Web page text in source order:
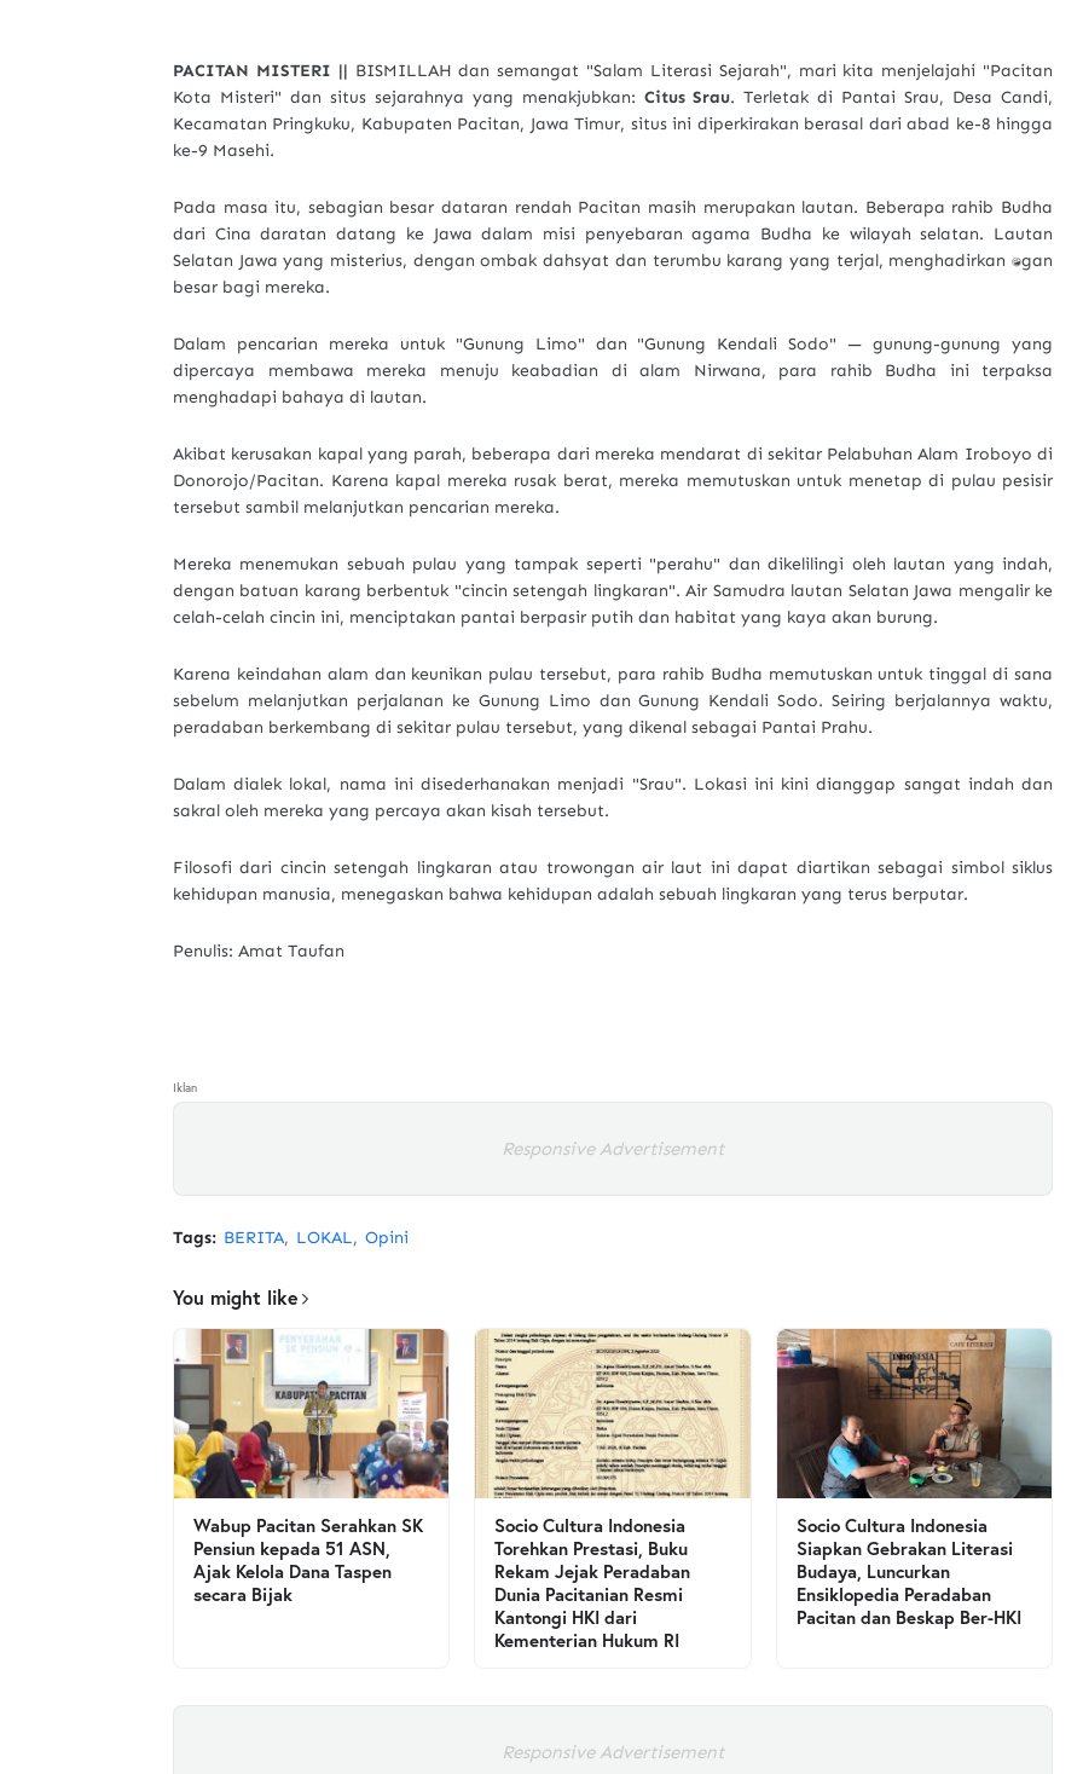
PACITAN MISTERI || BISMILLAH dan semangat "Salam Literasi Sejarah", mari kita menjelajahi "Pacitan
Kota Misteri" dan situs sejarahnya yang menakjubkan: Citus Srau. Terletak di Pantai Srau, Desa Candi,
Kecamatan Pringkuku, Kabupaten Pacitan, Jawa Timur, situs ini diperkirakan berasal dari abad ke-8 hingga
ke-9 Masehi.
Pada masa itu, sebagian besar dataran rendah Pacitan masih merupakan lautan. Beberapa rahib Budha
dari Cina daratan datang ke Jawa dalam misi penyebaran agama Budha ke wilayah selatan. Lautan
Selatan Jawa yang misterius, dengan ombak dahsyat dan terumbu karang yang terjal, menghadirkan tantangan
besar bagi mereka.
Dalam pencarian mereka untuk "Gunung Limo" dan "Gunung Kendali Sodo" — gunung-gunung yang
dipercaya membawa mereka menuju keabadian di alam Nirwana, para rahib Budha ini terpaksa
menghadapi bahaya di lautan.
Akibat kerusakan kapal yang parah, beberapa dari mereka mendarat di sekitar Pelabuhan Alam Iroboyo di
Donorojo/Pacitan. Karena kapal mereka rusak berat, mereka memutuskan untuk menetap di pulau pesisir
tersebut sambil melanjutkan pencarian mereka.
Mereka menemukan sebuah pulau yang tampak seperti "perahu" dan dikelilingi oleh lautan yang indah,
dengan batuan karang berbentuk "cincin setengah lingkaran". Air Samudra lautan Selatan Jawa mengalir ke
celah-celah cincin ini, menciptakan pantai berpasir putih dan habitat yang kaya akan burung.
Karena keindahan alam dan keunikan pulau tersebut, para rahib Budha memutuskan untuk tinggal di sana
sebelum melanjutkan perjalanan ke Gunung Limo dan Gunung Kendali Sodo. Seiring berjalannya waktu,
peradaban berkembang di sekitar pulau tersebut, yang dikenal sebagai Pantai Prahu.
Dalam dialek lokal, nama ini disederhanakan menjadi "Srau". Lokasi ini kini dianggap sangat indah dan
sakral oleh mereka yang percaya akan kisah tersebut.
Filosofi dari cincin setengah lingkaran atau trowongan air laut ini dapat diartikan sebagai simbol siklus
kehidupan manusia, menegaskan bahwa kehidupan adalah sebuah lingkaran yang terus berputar.
Penulis: Amat Taufan
Iklan
Responsive Advertisement
Tags: BERITA LOKAL Opini
You might like
Wabup Pacitan Serahkan SK
Pensiun kepada 51 ASN,
Ajak Kelola Dana Taspen
secara Bijak
Socio Cultura Indonesia
Torehkan Prestasi, Buku
Rekam Jejak Peradaban
Dunia Pacitanian Resmi
Kantongi HKI dari
Kementerian Hukum RI
Socio Cultura Indonesia
Siapkan Gebrakan Literasi
Budaya, Luncurkan
Ensiklopedia Peradaban
Pacitan dan Beskap Ber-HKI
Responsive Advertisement